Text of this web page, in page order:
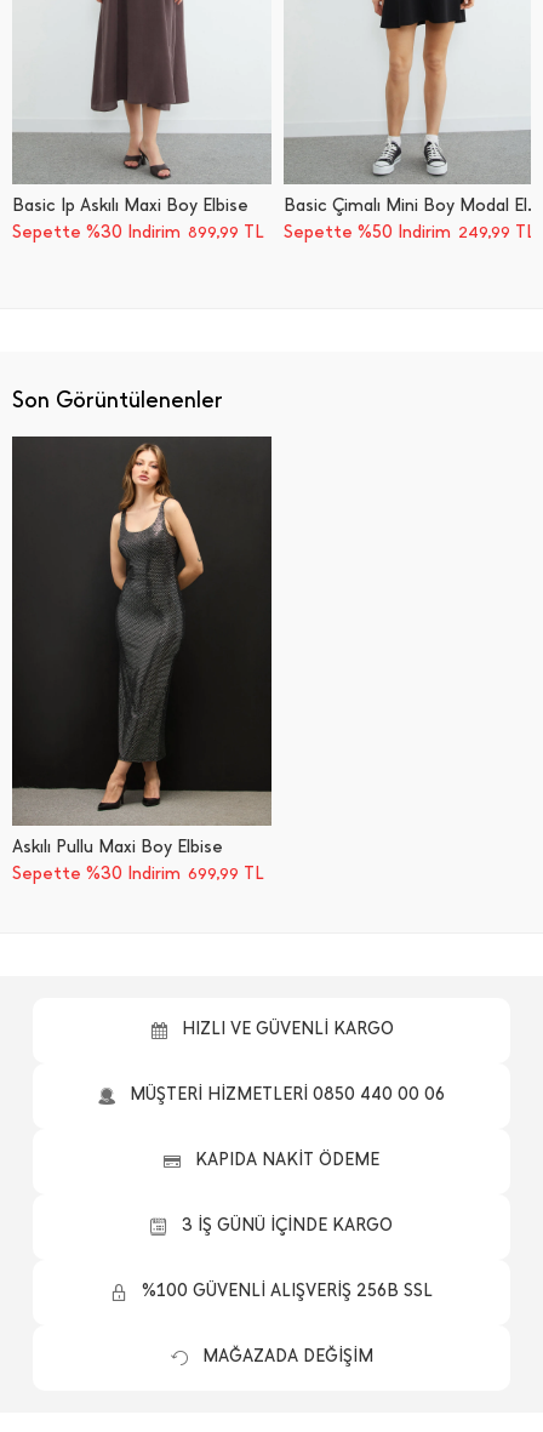
Basic İ̇p Askılı Maxi Boy Elbise
Sepette %30 İndirim 899,99 TL
Basic Çimalı Mini Boy Modal Elbise
Sepette %50 İndirim 249,99 TL
Son Görüntülenenler
Askılı Pullu Maxi Boy Elbise
Sepette %30 İndirim 699,99 TL
HIZLI VE GÜVENLİ KARGO
MÜŞTERİ HİZMETLERİ 0850 440 00 06
KAPIDA NAKİT ÖDEME
3 İŞ GÜNÜ İÇİNDE KARGO
%100 GÜVENLİ ALIŞVERİŞ 256B SSL
MAĞAZADA DEĞİŞİM